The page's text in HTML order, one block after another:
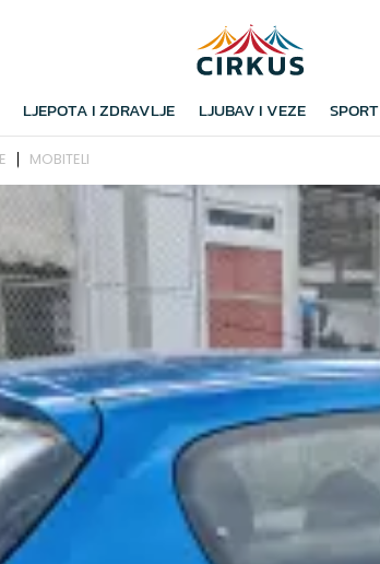
LJEPOTA I ZDRAVLJE LJUBAV I VEZE SPORT